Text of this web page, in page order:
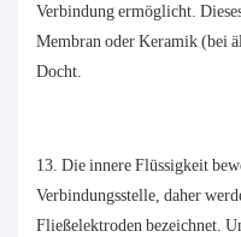
Verbindung ermöglicht.
Membran oder Keramik (bei
Docht.
13. Die innere Flüssigkeit
Verbindungsstelle, daher
Fließelektroden bezeichnet.